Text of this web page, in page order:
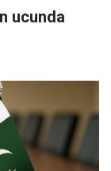
ucunda